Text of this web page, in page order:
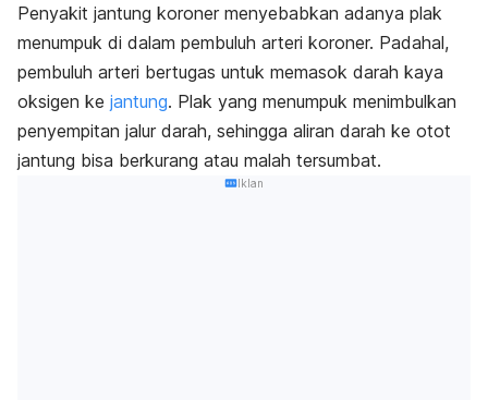
Penyakit jantung koroner menyebabkan adanya plak
menumpuk di dalam pembuluh arteri koroner. Padahal,
pembuluh arteri bertugas untuk memasok darah kaya
oksigen ke jantung. Plak yang menumpuk menimbulkan
penyempitan jalur darah, sehingga aliran darah ke otot
jantung bisa berkurang atau malah tersumbat.
Iklan